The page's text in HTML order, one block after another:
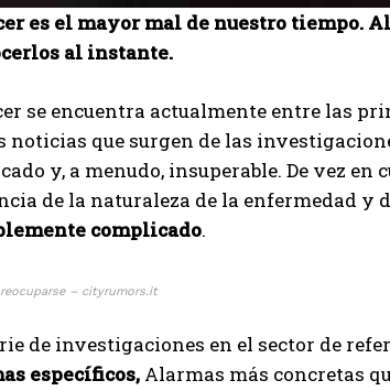
es el mayor mal de nuestro tiempo.
al instante.
se encuentra actualmente entre las
noticias que surgen de las
y, a menudo, insuperable. De vez
de la naturaleza de la enfermedad y
complicado.
– cityrumors.it
de investigaciones en el sector de
específicos, Alarmas más concretas